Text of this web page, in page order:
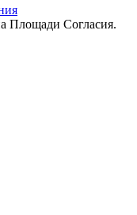
Площади Согласия.